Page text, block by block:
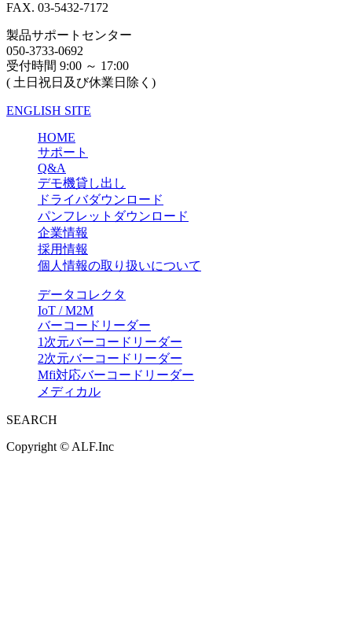
FAX. 03-5432-7172
製品サポートセンター
050-3733-0692
受付時間 9:00 ～ 17:00
( 土日祝日及び休業日除く)
ENGLISH SITE
HOME
サポート
Q&A
デモ機貸し出し
ドライバダウンロード
パンフレットダウンロード
企業情報
採用情報
個人情報の取り扱いについて
データコレクタ
IoT / M2M
バーコードリーダー
1次元バーコードリーダー
2次元バーコードリーダー
Mfi対応バーコードリーダー
メディカル
SEARCH
Copyright © ALF.Inc